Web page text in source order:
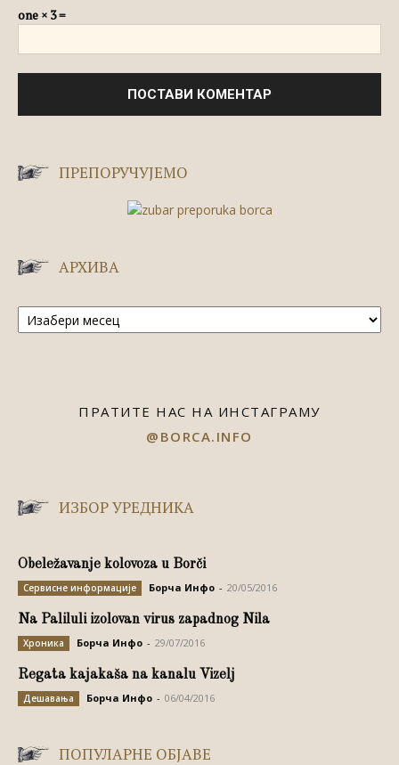
one × 3 =
ПРЕПОРУЧУЈЕМО
АРХИВА
Архива
ПРАТИТЕ НАС НА ИНСТАГРАМУ
@BORCA.INFO
ИЗБОР УРЕДНИКА
Obeležavanje kolovoza u Borči
Сервисне информације Борча Инфо - 20/05/2016
Na Paliluli izolovan virus zapadnog Nila
Хроника Борча Инфо - 29/07/2016
Regata kajakaša na kanalu Vizelj
Дешавања Борча Инфо - 06/04/2016
ПОПУЛАРНЕ ОБЈАВЕ